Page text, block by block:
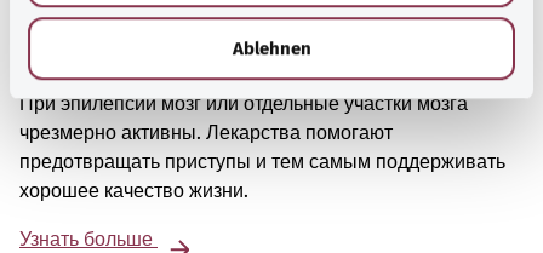
Ablehnen
При эпилепсии мозг или отдельные участки мозга
чрезмерно активны. Лекарства помогают
предотвращать приступы и тем самым поддерживать
хорошее качество жизни.
Узнать больше